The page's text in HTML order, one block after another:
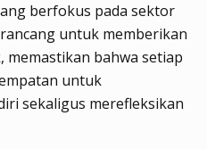
berfokus pada sektor
untuk memberikan
memastikan bahwa setiap
untuk
sekaligus merefleksikan